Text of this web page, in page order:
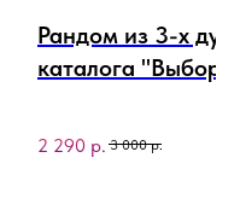
Рандом из 3-х
каталога "Выбор
2 290 р. 3 000 р.